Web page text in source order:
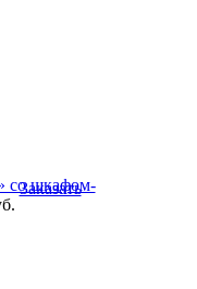
со шкафом-
Заказать